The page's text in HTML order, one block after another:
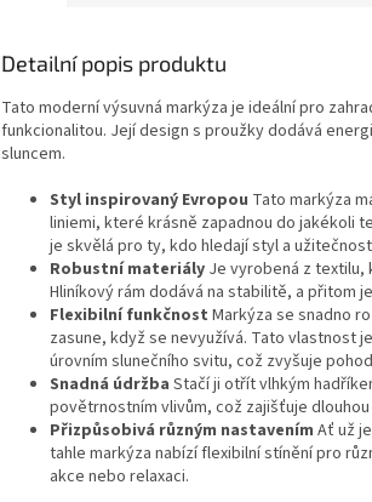
Detailní popis produktu
Tato moderní výsuvná markýza je ideální pro
funkcionalitou. Její design s proužky dodává
sluncem.
Styl inspirovaný Evropou Tato markýza
liniemi, které krásně zapadnou do jakékoli
je skvělá pro ty, kdo hledají styl a
Robustní materiály Je vyrobená z textilu,
Hliníkový rám dodává na stabilitě, a přitom
Flexibilní funkčnost Markýza se snadno
zasune, když se nevyužívá. Tato vlastnost
úrovním slunečního svitu, což zvyšuje
Snadná údržba Stačí ji otřít vlhkým
povětrnostním vlivům, což zajišťuje
Přizpůsobivá různým nastavením Ať už
tahle markýza nabízí flexibilní stínění pro
akce nebo relaxaci.